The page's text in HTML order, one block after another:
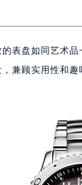
表盘如同艺术
兼顾实用性和